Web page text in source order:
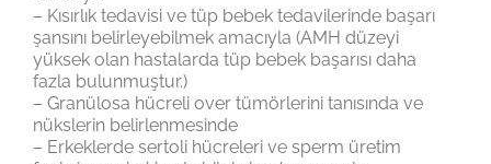
– Kısırlık tedavisi ve tüp bebek tedavilerinde başarı
şansını belirleyebilmek amacıyla (AMH düzeyi
yüksek olan hastalarda tüp bebek başarısı daha
fazla bulunmuştur.)
– Granülosa hücreli over tümörlerini tanısında ve
nükslerin belirlenmesinde
– Erkeklerde sertoli hücreleri ve sperm üretim